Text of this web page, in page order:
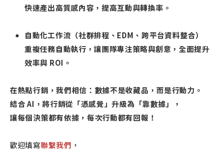
快速產出高質感內容，提高互動與轉換率。
自動化工作流（社群排程、EDM、跨平台資料整合）
重複任務自動執行，讓團隊專注策略與創意，全面提升
效率與 ROI。
在熱點行銷，我們相信：數據不是收藏品，而是行動力。
結合 AI，將行銷從「憑感覺」升級為「靠數據」，
讓每個決策都有依據，每次行動都有回報！
歡迎填寫聯繫我們 ，